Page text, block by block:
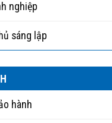
nghiệp
sáng lập
hành